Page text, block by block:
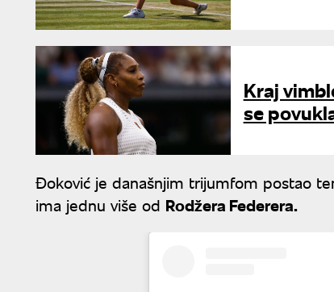
Kraj
se
Đoković je današnjim trijumfom postao
ima jednu više od Rodžera Federera.